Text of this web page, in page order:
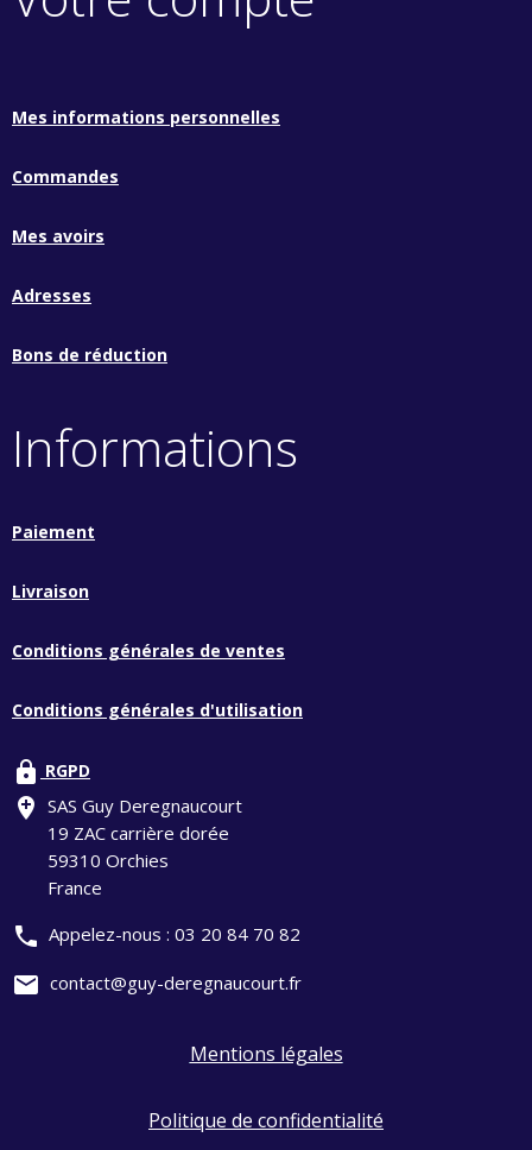
Mes informations personnelles
Commandes
Mes avoirs
Adresses
Bons de réduction
Informations
Paiement
Livraison
Conditions générales de ventes
Conditions générales d'utilisation
lock RGPD
add_location SAS Guy Deregnaucourt
19 ZAC carrière dorée
59310 Orchies
France
phone Appelez-nous : 03 20 84 70 82
mail contact@guy-deregnaucourt.fr
Mentions légales
Politique de confidentialité